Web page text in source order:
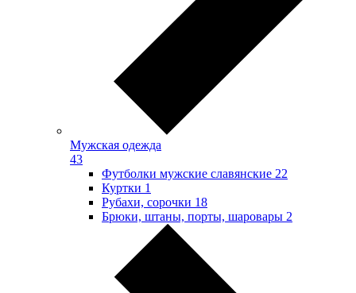
Мужская одежда
43
Футболки мужские славянские 22
Куртки 1
Рубахи, сорочки 18
Брюки, штаны, порты, шаровары 2